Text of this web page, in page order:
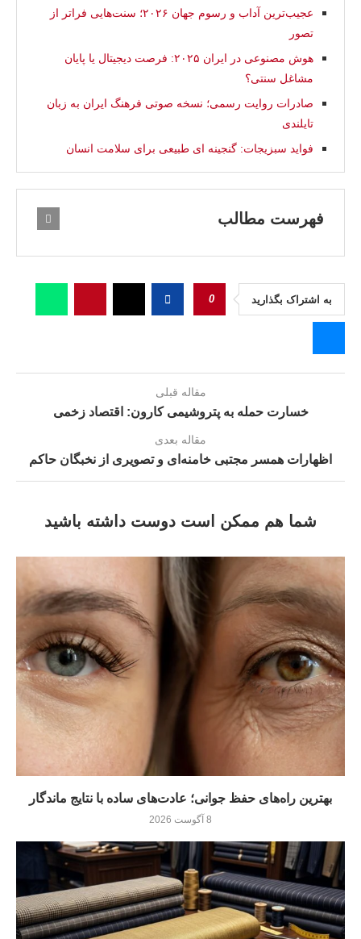
عجیب‌ترین آداب و رسوم جهان ۲۰۲۶؛ سنت‌هایی فراتر از
تصور
هوش مصنوعی در ایران ۲۰۲۵: فرصت دیجیتال یا پایان
مشاغل سنتی؟
صادرات روایت رسمی؛ نسخه صوتی فرهنگ ایران به زبان
تایلندی
فواید سبزیجات: گنجینه‌ ای طبیعی برای سلامت انسان
فهرست مطالب
به اشتراک بگذارید 0
مقاله قبلی
خسارت حمله به پتروشیمی کارون: اقتصاد زخمی
مقاله بعدی
اظهارات همسر مجتبی خامنه‌ای و تصویری از نخبگان حاکم
شما هم ممکن است دوست داشته باشید
بهترین راه‌های حفظ جوانی؛ عادت‌های ساده با نتایج ماندگار
8 آگوست 2026